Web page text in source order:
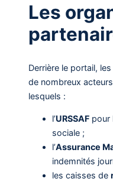
Les
Derrière le portail,
de nombreux
lesquels :
l’URSSAF pour
sociale ;
l’Assurance
indemnités
les caisses de